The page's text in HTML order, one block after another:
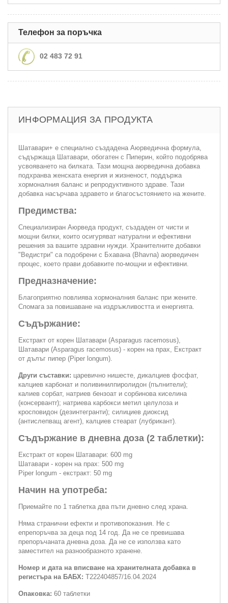
Телефон за поръчка
02 483 72 91
ИНФОРМАЦИЯ ЗА ПРОДУКТА
Шатавари+ е специално създадена Аюрведична формула,
съдържаща Шатавари, обогатен с Пиперин, който подобрява
усвояването на билката. Тази мощна аюрведична добавка
подхранва женската енергия и жизненост, поддържа
хормоналния баланс и репродуктивното здраве. Тази
добавка насърчава здравето и благосъстоянието на жените.
Предимства:
Специализиран Аюрведа продукт, създаден от чисти и
мощни билки, които осигуряват натурални и ефективни
решения за вашите здравни нужди. Хранителните добавки
"Ведистри" са подобрени с Бхавана (Bhavna) аюрведичен
процес, което прави добавките по-мощни и ефективни.
Предназначение:
Благоприятно повлиява хормоналния баланс при жените.
Спомага за повишаване на издръжливостта и енергията.
Съдържание:
Екстракт от корен Шатавари (Asparagus racemosus),
Шатавари (Asparagus racemosus) - корен на прах, Екстракт
от дълъг пипер (Piper longum).
Други съставки: царевично нишесте, дикалциев фосфат,
калциев карбонат и поливинилпиролидон (пълнители);
калиев сорбат, натриев бензоат и сорбинова киселина
(консервантr); натриева карбокси метил целулоза и
кросповидон (дезинтегранти); силициев диоксид
(антислепващ агент), калциев стеарат (лубрикант).
Съдържание в дневна доза (2 таблетки):
Екстракт от корен Шатавари: 600 mg
Шатавари - корен на прах: 500 mg
Piper longum - екстракт: 50 mg
Начин на употреба:
Приемайте по 1 таблетка два пъти дневно след храна.
Няма странични ефекти и противопоказния. Не с
епрепоръчва за деца под 14 год. Да не се превишава
препоръчаната дневна доза. Да не се използва като
заместител на разнообразното хранене.
Номер и дата на вписване на хранителната добавка в
регистъра на БАБХ: T222404857/16.04.2024
Опаковка: 60 таблетки